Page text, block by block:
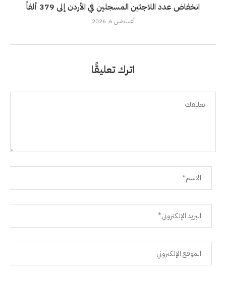
انخفاض عدد اللاجئين المسجلين في الأردن إلى 379 ألفاً
أغسطس 6, 2026
اترك تعليقًا